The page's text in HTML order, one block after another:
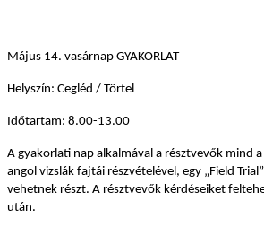
Május 14. vasárnap GYAKORLAT
Helyszín: Cegléd / Törtel
Időtartam: 8.00-13.00
A gyakorlati nap alkalmával a résztvevők mind
angol vizslák fajtái részvételével, egy „Field
vehetnek részt. A résztvevők kérdéseiket
után.